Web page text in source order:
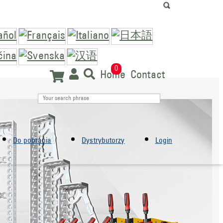
0
Home Contact
Do pobrania Dystrybutorzy Login